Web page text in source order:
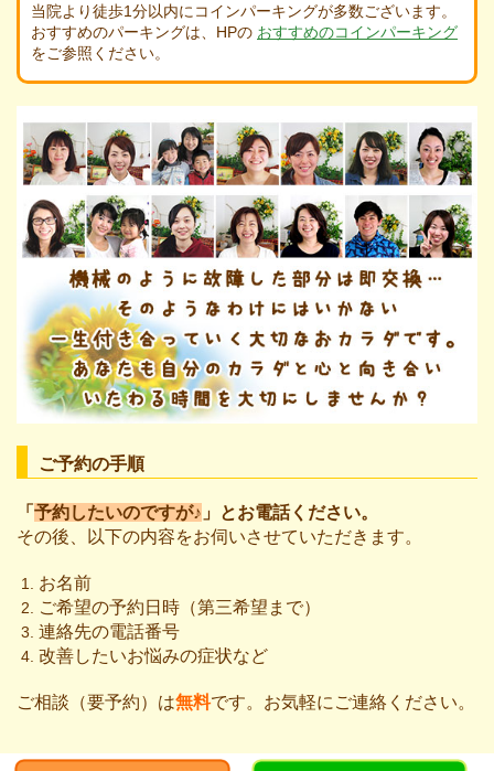
当院より徒歩1分以内にコインパーキングが多数ございます。
おすすめのパーキングは、HPの おすすめのコインパーキング
をご参照ください。
ご予約の手順
「 予約したいのですが♪ 」とお電話ください。
その後、以下の内容をお伺いさせていただきます。
お名前
ご希望の予約日時（第三希望まで）
連絡先の電話番号
改善したいお悩みの症状など
ご相談（要予約）は無料です。お気軽にご連絡ください。